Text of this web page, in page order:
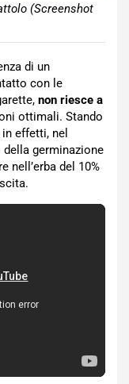
(Screenshot
di un
con le
non riesce a
ottimali. Stando
effetti, nel
germinazione
nell’erba del 10%